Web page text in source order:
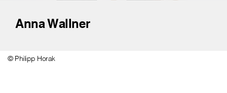
Anna Wallner
© Philipp Horak